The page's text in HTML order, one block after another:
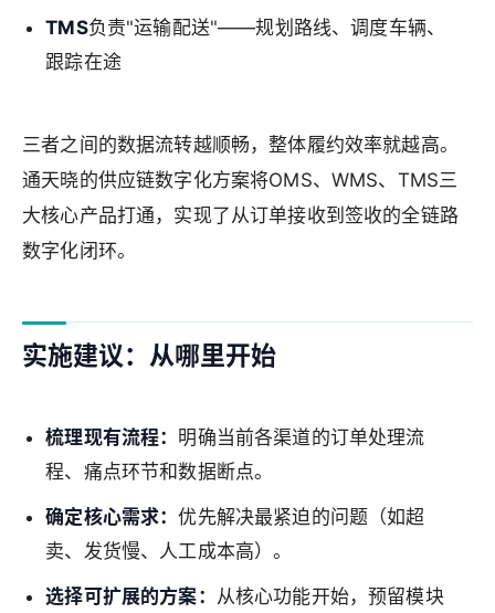
TMS负责"运输配送"——规划路线、调度车辆、
跟踪在途
三者之间的数据流转越顺畅，整体履约效率就越高。
通天晓的供应链数字化方案将OMS、WMS、TMS三
大核心产品打通，实现了从订单接收到签收的全链路
数字化闭环。
实施建议：从哪里开始
梳理现有流程： 明确当前各渠道的订单处理流
程、痛点环节和数据断点。
确定核心需求：优先解决最紧迫的问题（如超
卖、发货慢、人工成本高）。
选择可扩展的方案： 从核心功能开始，预留模块